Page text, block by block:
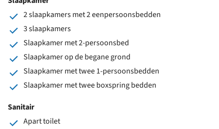
2 slaapkamers met 2 eenpersoonsbedden
3 slaapkamers
Slaapkamer met 2-persoonsbed
Slaapkamer op de begane grond
Slaapkamer met twee 1-persoonsbedden
Slaapkamer met twee boxspring bedden
Sanitair
Apart toilet